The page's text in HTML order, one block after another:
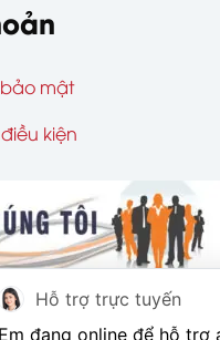
mật
kiện
Hỗ trợ trực tuyến
Em đang online để hỗ trợ